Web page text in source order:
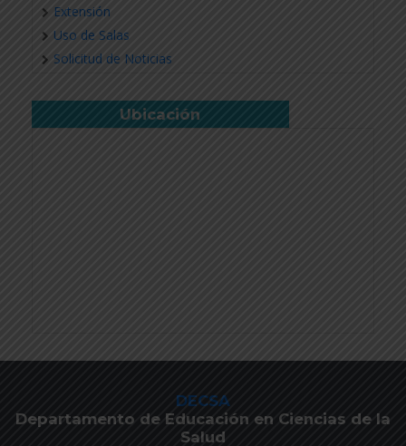
Extensión
Uso de Salas
Solicitud de Noticias
Ubicación
DECSA
Departamento de Educación en Ciencias de la
Salud